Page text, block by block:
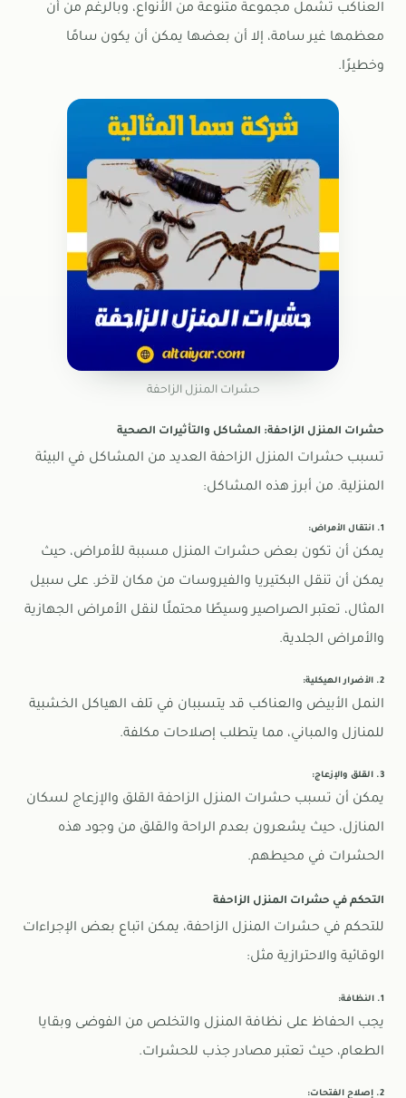
العناكب تشمل مجموعة متنوعة من الأنواع، وبالرغم من أن
معظمها غير سامة، إلا أن بعضها يمكن أن يكون سامًا
وخطيرًا.
حشرات المنزل الزاحفة
حشرات المنزل الزاحفة: المشاكل والتأثيرات الصحية
تسبب حشرات المنزل الزاحفة العديد من المشاكل في البيئة
المنزلية. من أبرز هذه المشاكل:
1. انتقال الأمراض:
يمكن أن تكون بعض حشرات المنزل مسببة للأمراض، حيث
يمكن أن تنقل البكتيريا والفيروسات من مكان لآخر. على سبيل
المثال، تعتبر الصراصير وسيطًا محتملًا لنقل الأمراض الجهازية
والأمراض الجلدية.
2. الأضرار الهيكلية:
النمل الأبيض والعناكب قد يتسببان في تلف الهياكل الخشبية
للمنازل والمباني، مما يتطلب إصلاحات مكلفة.
3. القلق والإزعاج:
يمكن أن تسبب حشرات المنزل الزاحفة القلق والإزعاج لسكان
المنازل، حيث يشعرون بعدم الراحة والقلق من وجود هذه
الحشرات في محيطهم.
التحكم في حشرات المنزل الزاحفة
للتحكم في حشرات المنزل الزاحفة، يمكن اتباع بعض الإجراءات
الوقائية والاحترازية مثل:
1. النظافة:
يجب الحفاظ على نظافة المنزل والتخلص من الفوضى وبقايا
الطعام، حيث تعتبر مصادر جذب للحشرات.
2. إصلاح الفتحات: